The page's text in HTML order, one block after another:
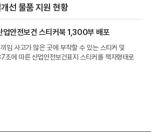
선 물품 지원 현황
업안전보건 스티커북 1,300부 배포
임 사고가 많은 곳에 부착할 수 있는 스티커 및
조에 따른 산업안전보건표지 스티커를 책자형태로